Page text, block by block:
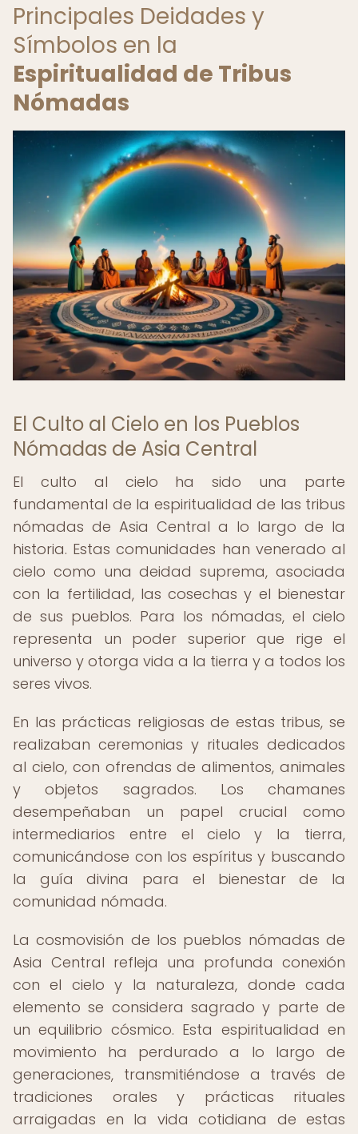
Principales Deidades y
Símbolos en la
Espiritualidad de Tribus
Nómadas
El Culto al Cielo en los Pueblos
Nómadas de Asia Central
El culto al cielo ha sido una parte
fundamental de la espiritualidad de las tribus
nómadas de Asia Central a lo largo de la
historia. Estas comunidades han venerado al
cielo como una deidad suprema, asociada
con la fertilidad, las cosechas y el bienestar
de sus pueblos. Para los nómadas, el cielo
representa un poder superior que rige el
universo y otorga vida a la tierra y a todos los
seres vivos.
En las prácticas religiosas de estas tribus, se
realizaban ceremonias y rituales dedicados
al cielo, con ofrendas de alimentos, animales
y objetos sagrados. Los chamanes
desempeñaban un papel crucial como
intermediarios entre el cielo y la tierra,
comunicándose con los espíritus y buscando
la guía divina para el bienestar de la
comunidad nómada.
La cosmovisión de los pueblos nómadas de
Asia Central refleja una profunda conexión
con el cielo y la naturaleza, donde cada
elemento se considera sagrado y parte de
un equilibrio cósmico. Esta espiritualidad en
movimiento ha perdurado a lo largo de
generaciones, transmitiéndose a través de
tradiciones orales y prácticas rituales
arraigadas en la vida cotidiana de estas